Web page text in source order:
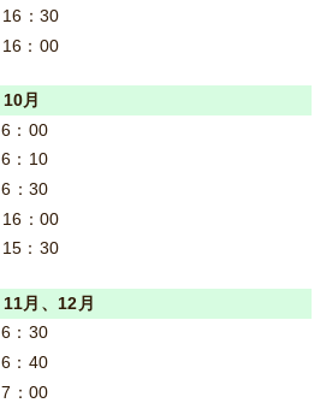
16：30
16：00
10月
6：00
6：10
6：30
16：00
15：30
11月、12月
6：30
6：40
7：00